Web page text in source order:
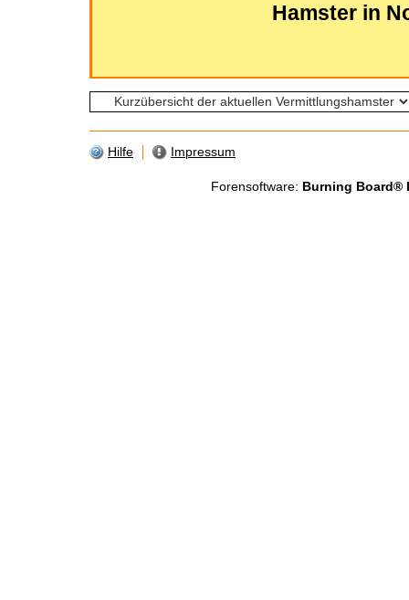
Hamster in
Hilfe Impressum
Forensoftware: Burning Board®